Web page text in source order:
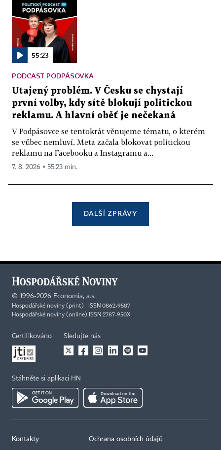
55:23
PODCAST PODPÁSOVKA
Utajený problém. V Česku se chystají
první volby, kdy sítě blokují politickou
reklamu. A hlavní oběť je nečekaná
V Podpásovce se tentokrát věnujeme tématu, o kterém
se vůbec nemluví. Meta začala blokovat politickou
reklamu na Facebooku a Instagramu a...
7. 8. 2026 ▪ 55:23 min.
DALŠÍ ZPRÁVY
© 1996-2026 Economia, a.s.
Hospodářské noviny (print) ISSN 0862-9587
Hospodářské noviny (online) ISSN 2787-950X
Certifikováno Sledujte nás
Stáhněte si aplikaci HN
Kontakty Ochrana osobních údajů